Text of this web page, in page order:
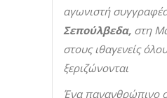
αγωνιστή
Σεπούλβεδα, στη
στους ιθαγενείς
ξεριζώνονται
Ένα πανανθρώπινο